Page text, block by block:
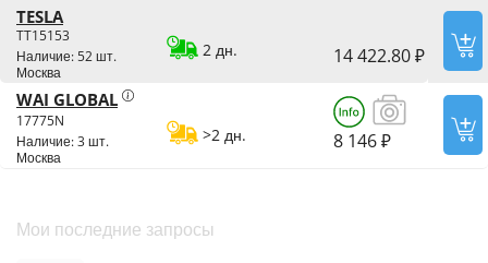
TESLA
TT15153
Наличие: 52 шт.
Москва
2 дн. 14 422.80 ₽
WAI GLOBAL
17775N
Наличие: 3 шт.
Москва
>2 дн. 8 146 ₽
Мои последние запросы